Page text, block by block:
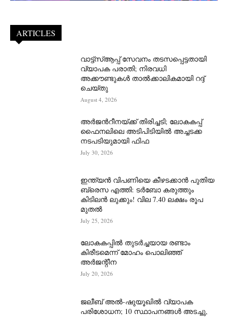
ARTICLES
വാട്ട്‌സ്ആപ്പ് സേവനം തടസപ്പെട്ടതായി
വ്യാപക പരാതി; നിരവധി
അക്കൗണ്ടുകൾ താൽക്കാലികമായി റദ്ദ്
ചെയ്തു
August 4, 2026
അർജന്‍റീനയ്ക്ക് തിരിച്ചടി; ലോകകപ്പ്
ഫൈനലിലെ അടിപിടിയിൽ അച്ചടക്ക
നടപടിയുമായി ഫിഫ
July 30, 2026
ഇന്ത്യൻ വിപണിയെ കീഴടക്കാന്‍ പുതിയ
ബ്രെസ എത്തി: ടർബോ കരുത്തും
കിടിലൻ ലുക്കും! വില 7.40 ലക്ഷം രൂപ
മുതൽ
July 25, 2026
ലോകകപ്പിൽ തുടർച്ചയായ രണ്ടാം
കിരീടമെന്ന് മോഹം പൊലിഞ്ഞ്
അർ‍ജന്റീന
July 20, 2026
ജലീബ് അൽ-ഷുയൂഖിൽ വ്യാപക
പരിശോധന; 10 സ്ഥാപനങ്ങൾ അടച്ചു,